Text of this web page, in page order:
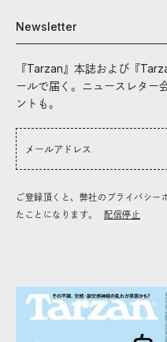
Newsletter
『Tarzan』本誌および『
ールで届く。ニュースレター
ントも。
ご登録頂くと、弊社のプライバシー
たことになります。
配信停止